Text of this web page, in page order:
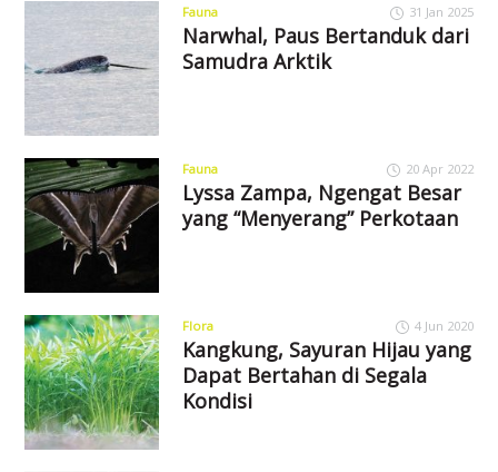
Fauna 31 Jan 2025
Narwhal, Paus Bertanduk dari
Samudra Arktik
Fauna 20 Apr 2022
Lyssa Zampa, Ngengat Besar
yang “Menyerang” Perkotaan
Flora 4 Jun 2020
Kangkung, Sayuran Hijau yang
Dapat Bertahan di Segala
Kondisi